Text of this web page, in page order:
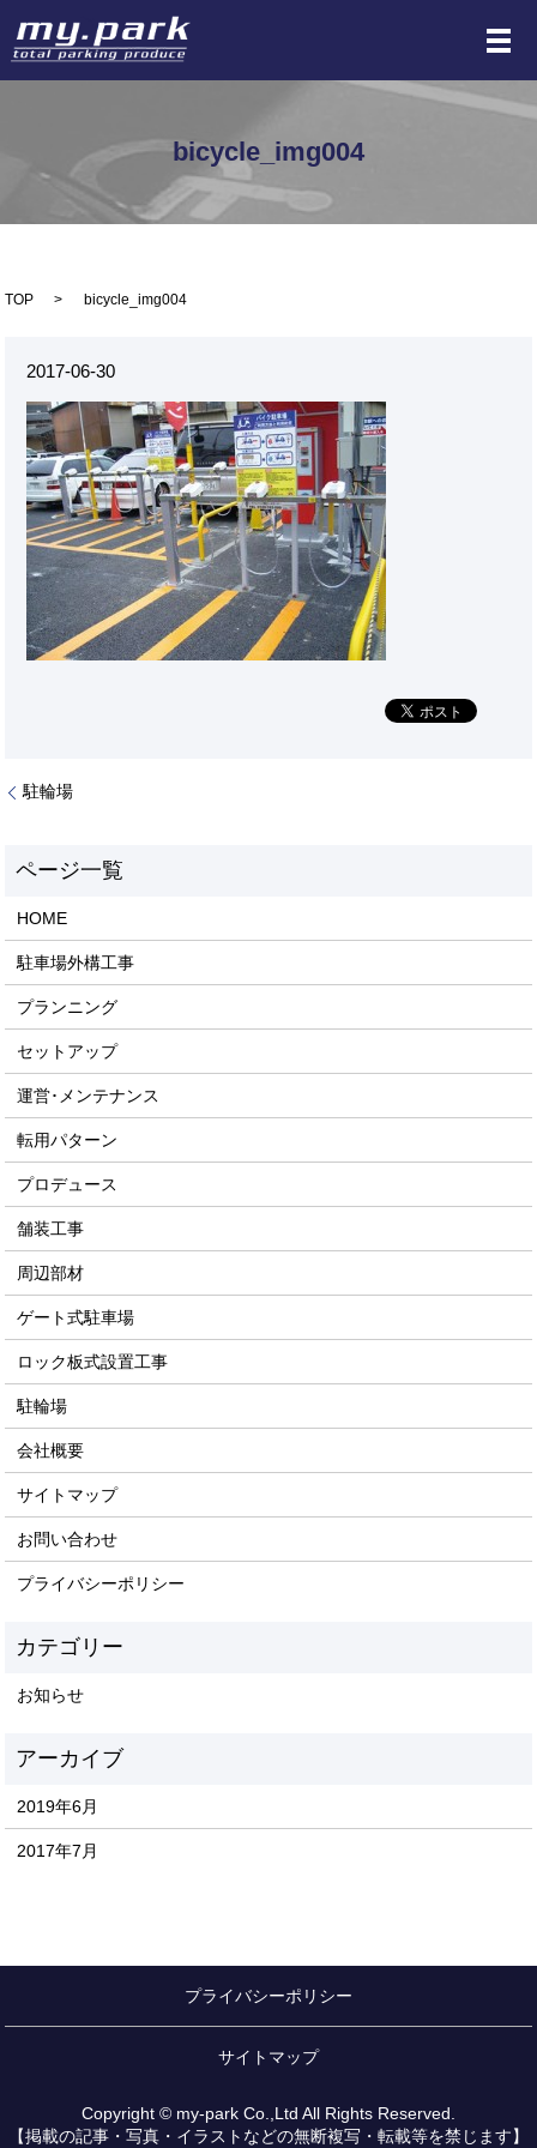
メ
bicycle_img004
TOP bicycle_img004
2017-06-30
駐輪場
HOME
駐車場外構工事
プランニング
セットアップ
運営･メンテナンス
転用パターン
プロデュース
舗装工事
周辺部材
ゲート式駐車場
ロック板式設置工事
駐輪場
会社概要
サイトマップ
お問い合わせ
プライバシーポリシー
お知らせ
2019年6月
2017年7月
プライバシーポリシー
サイトマップ
Copyright © my-park Co.,Ltd All Rights Reserved.
【掲載の記事・写真・イラストなどの無断複写・転載等を禁じます】